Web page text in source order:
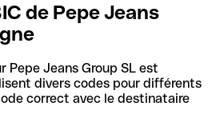
de Pepe Jeans
Pepe Jeans Group SL est
divers codes pour différents
correct avec le destinataire